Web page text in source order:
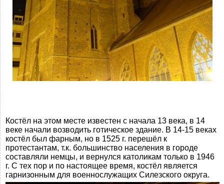
Костёл на этом месте известен с начала 13 века, в 14
веке начали возводить готическое здание. В 14-15 веках
костёл был фарным, но в 1525 г. перешёл к
протестантам, т.к. большинство населения в городе
составляли немцы, и вернулся католикам только в 1946
г. С тех пор и по настоящее время, костёл является
гарнизонным для военнослужащих Силезского округа.